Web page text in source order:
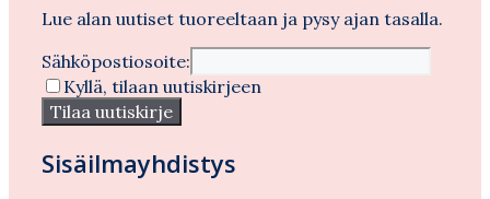
Lue alan uutiset tuoreeltaan ja pysy ajan tasalla.
Sähköpostiosoite:
Kyllä, tilaan uutiskirjeen
Sisäilmayhdistys